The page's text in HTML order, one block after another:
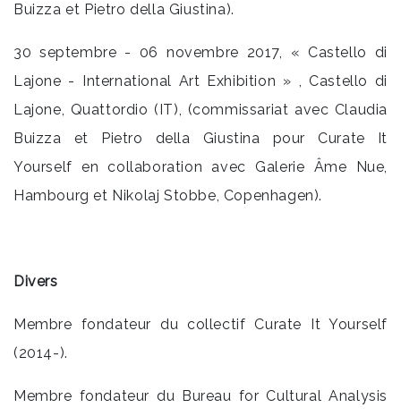
Buizza et Pietro della Giustina).
30 septembre - 06 novembre 2017, « Castello di
Lajone - International Art Exhibition » , Castello di
Lajone, Quattordio (IT), (commissariat avec Claudia
Buizza et Pietro della Giustina pour Curate It
Yourself en collaboration avec Galerie Âme Nue,
Hambourg et Nikolaj Stobbe, Copenhagen).
Divers
Membre fondateur du collectif Curate It Yourself
(2014-).
Membre fondateur du Bureau for Cultural Analysis